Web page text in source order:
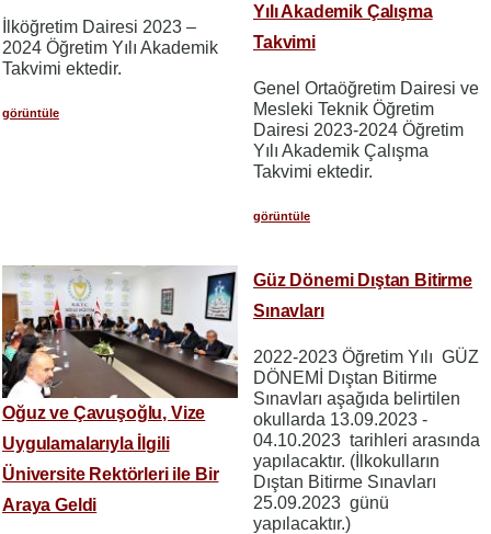
İlköğretim Dairesi 2023 –
2024 Öğretim Yılı Akademik
Takvimi ektedir.
görüntüle
Yılı Akademik Çalışma
Takvimi
Genel Ortaöğretim Dairesi ve
Mesleki Teknik Öğretim
Dairesi 2023-2024 Öğretim
Yılı Akademik Çalışma
Takvimi ektedir.
görüntüle
Oğuz ve Çavuşoğlu, Vize
Uygulamalarıyla İlgili
Üniversite Rektörleri ile Bir
Araya Geldi
Güz Dönemi Dıştan Bitirme
Sınavları
2022-2023 Öğretim Yılı GÜZ
DÖNEMİ Dıştan Bitirme
Sınavları aşağıda belirtilen
okullarda 13.09.2023 -
04.10.2023 tarihleri arasında
yapılacaktır. (İlkokulların
Dıştan Bitirme Sınavları
25.09.2023 günü
yapılacaktır.)